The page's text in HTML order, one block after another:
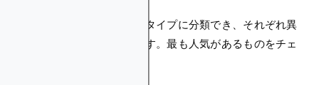
暗号クエストはいくつかのタイプに分類でき、それぞれ異
なる経験と課題を提供します。最も人気があるものをチェ